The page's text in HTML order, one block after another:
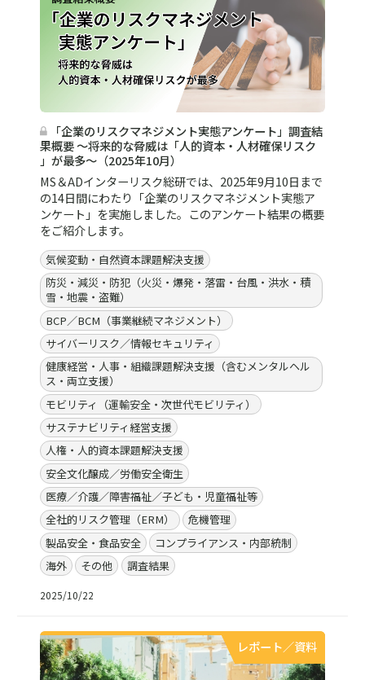
「企業のリスクマネジメント実態アンケート」調査結
果概要 ～将来的な脅威は「人的資本・人材確保リスク
」が最多～（2025年10月）
MS＆ADインターリスク総研では、2025年9月10日まで
の14日間にわたり「企業のリスクマネジメント実態ア
ンケート」を実施しました。このアンケート結果の概要
をご紹介します。
気候変動・自然資本課題解決支援
防災・減災・防犯（火災・爆発・落雷・台風・洪水・積
雪・地震・盗難）
BCP／BCM（事業継続マネジメント）
サイバーリスク／情報セキュリティ
健康経営・人事・組織課題解決支援（含むメンタルヘル
ス・両立支援）
モビリティ（運輸安全・次世代モビリティ）
サステナビリティ経営支援
人権・人的資本課題解決支援
安全文化醸成／労働安全衛生
医療／介護／障害福祉／子ども・児童福祉等
全社的リスク管理（ERM）
危機管理
製品安全・食品安全
コンプライアンス・内部統制
海外
その他 調査結果
2025/10/22
レポート／資料